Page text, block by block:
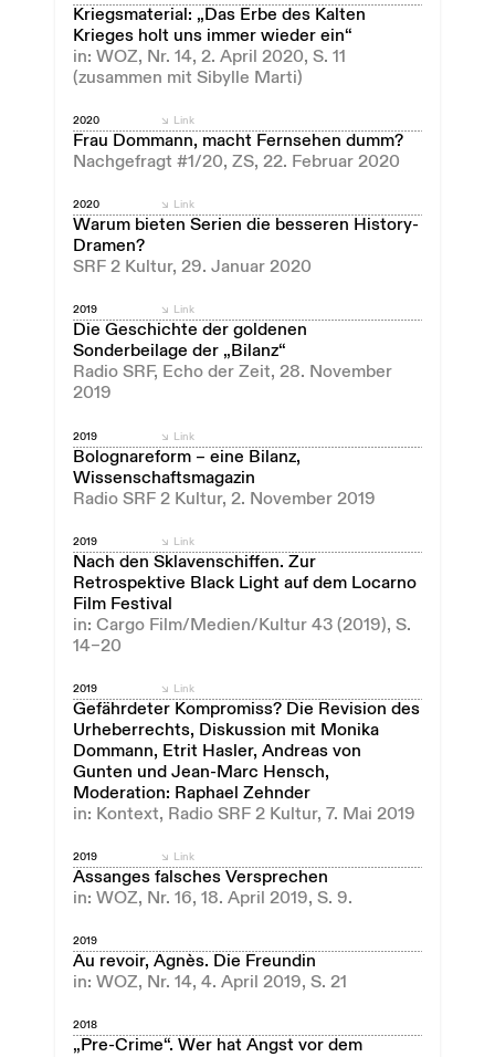
Kriegsmaterial: „Das Erbe des Kalten
Krieges holt uns immer wieder ein“
in: WOZ, Nr. 14, 2. April 2020, S. 11
(zusammen mit Sibylle Marti)
2020
Frau Dommann, macht Fernsehen dumm?
Nachgefragt #1/20, ZS, 22. Februar 2020
Link
2020
Warum bieten Serien die besseren History-
Dramen?
SRF 2 Kultur, 29. Januar 2020
Link
2019
Die Geschichte der goldenen
Sonderbeilage der „Bilanz“
Radio SRF, Echo der Zeit, 28. November
2019
Link
2019
Bolognareform – eine Bilanz,
Wissenschaftsmagazin
Radio SRF 2 Kultur, 2. November 2019
Link
2019
Nach den Sklavenschiffen. Zur
Retrospektive Black Light auf dem Locarno
Film Festival
in: Cargo Film/Medien/Kultur 43 (2019), S.
14–20
Link
2019
Gefährdeter Kompromiss? Die Revision des
Urheberrechts, Diskussion mit Monika
Dommann, Etrit Hasler, Andreas von
Gunten und Jean-Marc Hensch,
Moderation: Raphael Zehnder
in: Kontext, Radio SRF 2 Kultur, 7. Mai 2019
Link
2019
Assanges falsches Versprechen
in: WOZ, Nr. 16, 18. April 2019, S. 9.
Link
2019
Au revoir, Agnès. Die Freundin
in: WOZ, Nr. 14, 4. April 2019, S. 21
2018
„Pre-Crime“. Wer hat Angst vor dem